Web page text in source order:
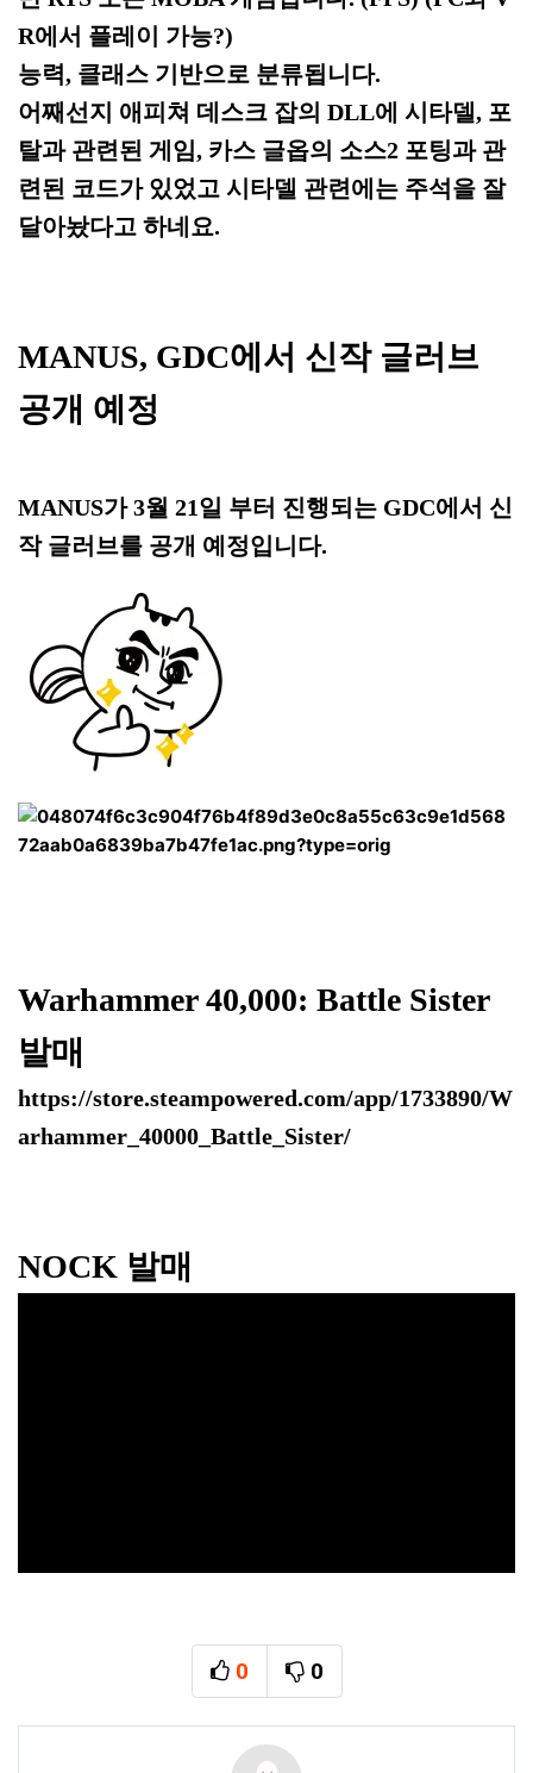
R에서 플레이 가능?)
능력, 클래스 기반으로 분류됩니다.
어째선지 애피쳐 데스크 잡의 DLL에 시타델, 포
탈과 관련된 게임, 카스 글옵의 소스2 포팅과 관
련된 코드가 있었고 시타델 관련에는 주석을 잘
달아놨다고 하네요.
MANUS, GDC에서 신작 글러브
공개 예정
MANUS가 3월 21일 부터 진행되는 GDC에서 신
작 글러브를 공개 예정입니다.
Warhammer 40,000: Battle Sister
발매
https://store.steampowered.com/app/1733890/W
arhammer_40000_Battle_Sister/
NOCK 발매
0
추천
0
비추천